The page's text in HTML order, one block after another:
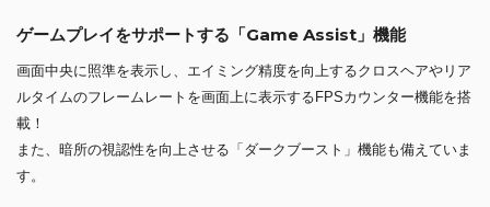
ゲームプレイをサポートする「Game Assist」機能
画面中央に照準を表示し、エイミング精度を向上するクロスヘアやリア
ルタイムのフレームレートを画面上に表示するFPSカウンター機能を搭
載！
また、暗所の視認性を向上させる「ダークブースト」機能も備えていま
す。